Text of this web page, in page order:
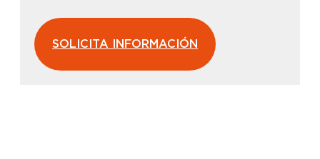
SOLICITA INFORMACIÓN